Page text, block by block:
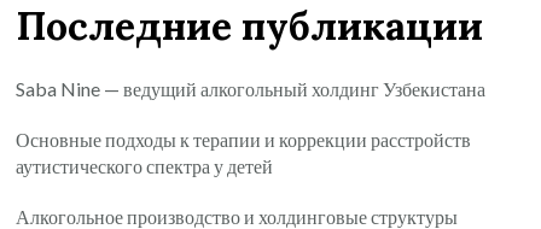
Последние публикации
Saba Nine — ведущий алкогольный холдинг Узбекистана
Основные подходы к терапии и коррекции расстройств
аутистического спектра у детей
Алкогольное производство и холдинговые структуры